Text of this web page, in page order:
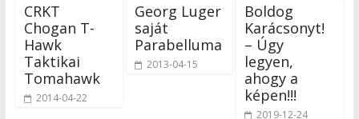
CRKT
Chogan T-
Hawk
Taktikai
Tomahawk
2014-04-22
Georg Luger
saját
Parabelluma
2013-04-15
Boldog
Karácsonyt!
– Úgy
legyen,
ahogy a
képen!!!
2019-12-24